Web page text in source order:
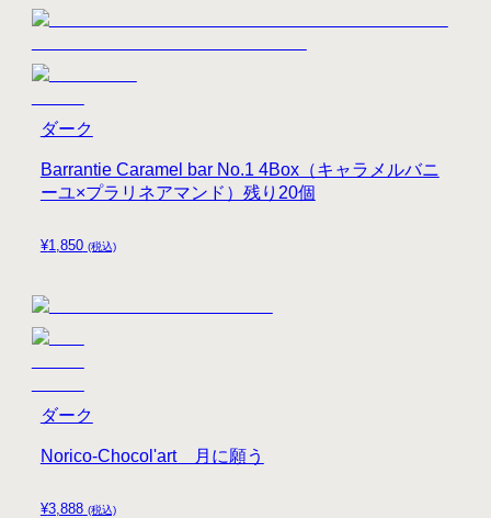
¥1,850 (税込)
Barrantie Caramel bar No.1 4Box（キャラメルバニ
ーユ×プラリネアマンド）残り20個
ダーク
¥3,888 (税込)
Norico-Chocol'art 月に願う
ダーク